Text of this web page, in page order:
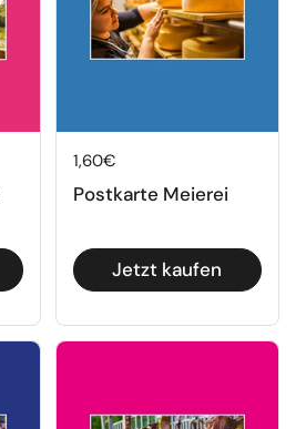
Regulärer Preis
1,60€
Postkarte Meierei
Jetzt kaufen